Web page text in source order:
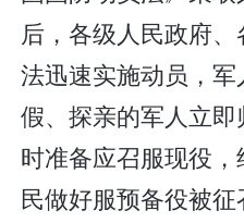
后，各级人民政府
法迅速实施动员，
假、探亲的军人立
时准备应召服现役
民做好服预备役被征